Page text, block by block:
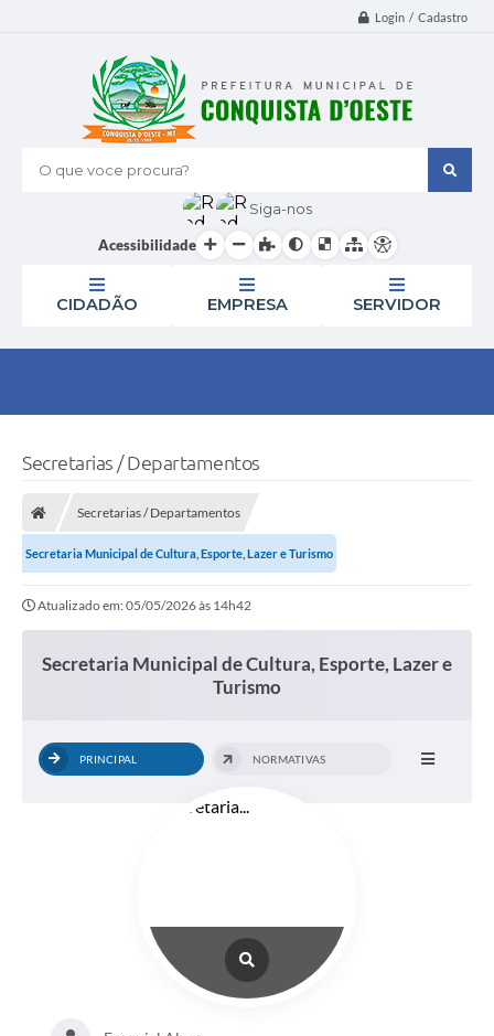
Login / Cadastro
O que voce procura?
Siga-nos
Acessibilidade
CIDADÃO EMPRESA SERVIDOR
Secretarias / Departamentos
Secretarias / Departamentos
Secretaria Municipal de Cultura, Esporte, Lazer e Turismo
Atualizado em: 05/05/2026 às 14h42
Secretaria Municipal de Cultura, Esporte, Lazer e
Turismo
PRINCIPAL NORMATIVAS